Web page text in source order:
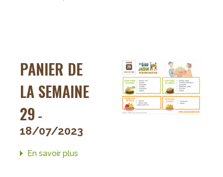
PANIER DE
LA SEMAINE
29 -
18/07/2023
En savoir plus